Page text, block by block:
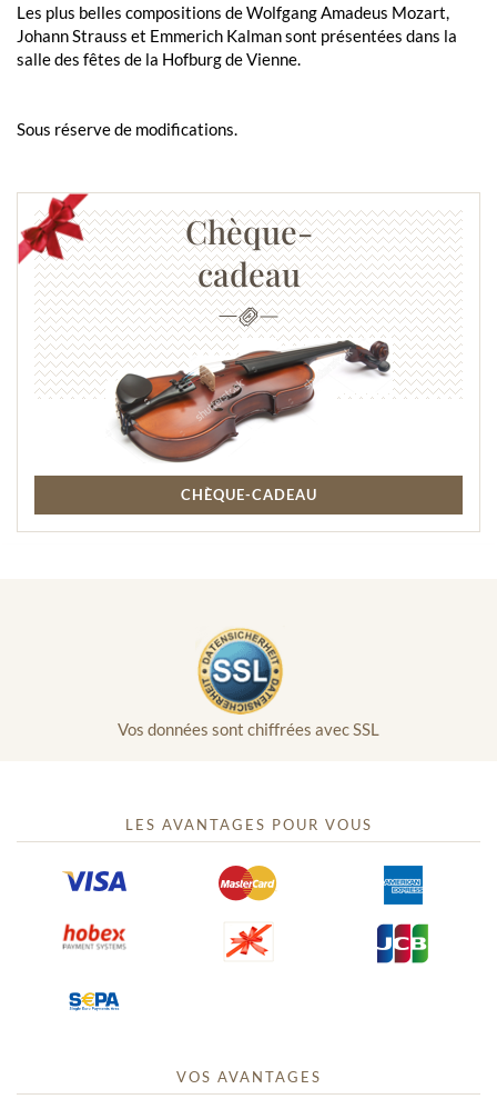
Les plus belles compositions de Wolfgang Amadeus Mozart,
Johann Strauss et Emmerich Kalman sont présentées dans la
salle des fêtes de la Hofburg de Vienne.
Sous réserve de modifications.
Chèque-
cadeau
CHÈQUE-CADEAU
Vos données sont chiffrées avec SSL
LES AVANTAGES POUR VOUS
VOS AVANTAGES